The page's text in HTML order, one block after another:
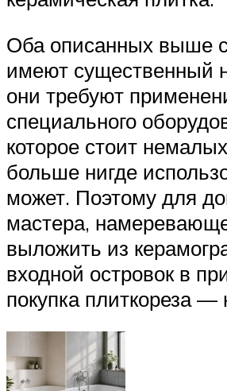
Оба описанных выше
имеют существенный
они требуют
специального
которое стоит
больше нигде
может. Поэтому для
мастера,
выложить из
входной островок в
покупка плиткореза —